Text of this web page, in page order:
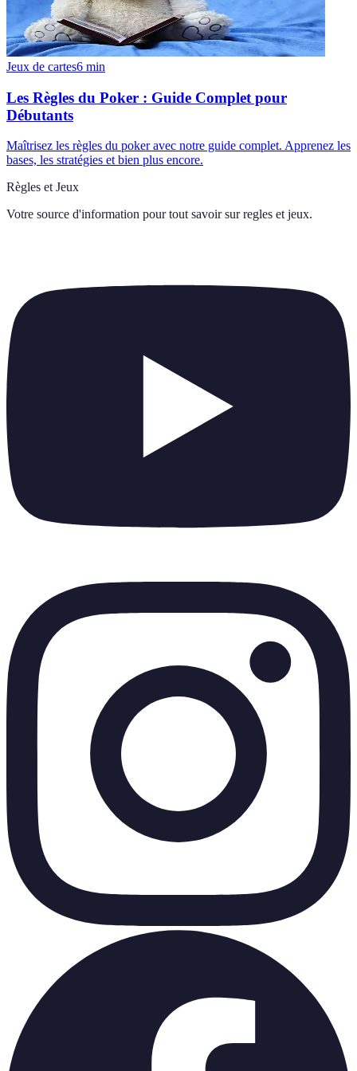
Jeux de cartes6 min
Les Règles du Poker : Guide Complet pour
Débutants
Maîtrisez les règles du poker avec notre guide complet. Apprenez les
bases, les stratégies et bien plus encore.
Règles et Jeux
Votre source d'information pour tout savoir sur regles et jeux.